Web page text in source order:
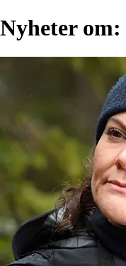
Nyheter om: